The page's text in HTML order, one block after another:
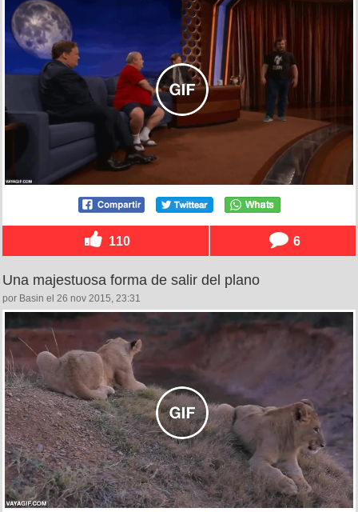
110 6
Una majestuosa forma de salir del plano
por Basin el 26 nov 2015, 23:31